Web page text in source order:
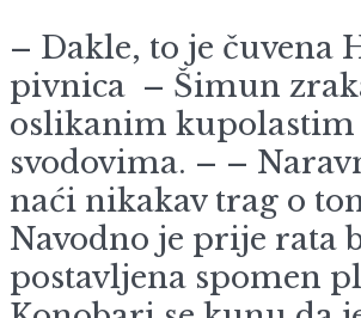
– Dakle, to je čuvena
pivnica – Šimun
oslikanim kupolastim
svodovima. – –
naći nikakav trag o
Navodno je prije rata
postavljena spomen